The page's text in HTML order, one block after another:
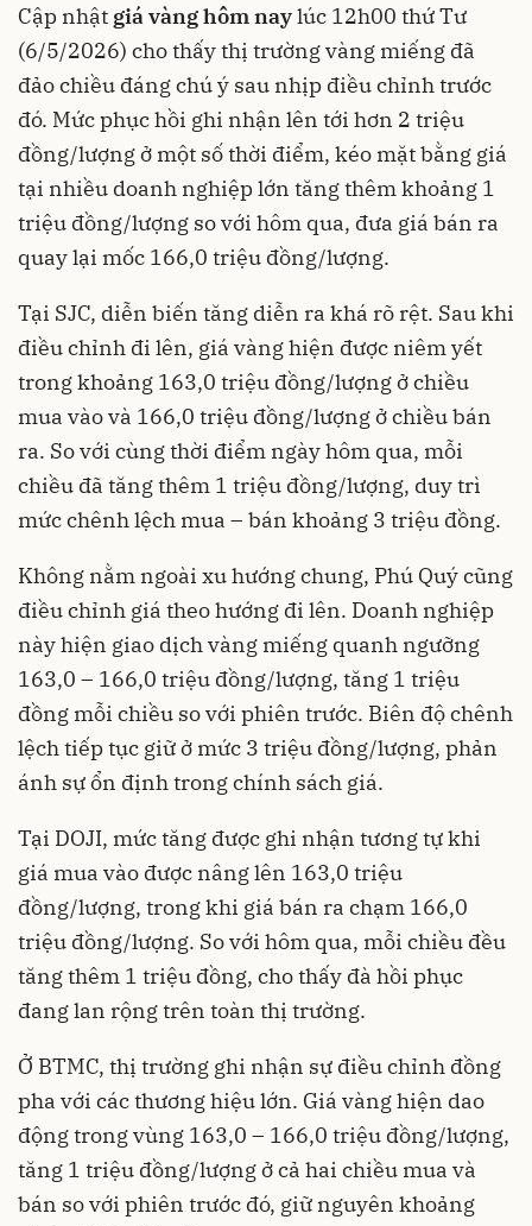
Cập nhật giá vàng hôm naylúc 12h00 thứ Tư
(6/5/2026) cho thấy thị trường vàng miếng đã
đảo chiều đáng chú ý sau nhịp điều chỉnh trước
đó. Mức phục hồi ghi nhận lên tới hơn 2 triệu
đồng/lượng ở một số thời điểm, kéo mặt bằng giá
tại nhiều doanh nghiệp lớn tăng thêm khoảng 1
triệu đồng/lượng so với hôm qua, đưa giá bán ra
quay lại mốc 166,0 triệu đồng/lượng.
Tại SJC, diễn biến tăng diễn ra khá rõ rệt. Sau khi
điều chỉnh đi lên, giá vàng hiện được niêm yết
trong khoảng 163,0 triệu đồng/lượng ở chiều
mua vào và 166,0 triệu đồng/lượng ở chiều bán
ra. So với cùng thời điểm ngày hôm qua, mỗi
chiều đã tăng thêm 1 triệu đồng/lượng, duy trì
mức chênh lệch mua – bán khoảng 3 triệu đồng.
Không nằm ngoài xu hướng chung, Phú Quý cũng
điều chỉnh giá theo hướng đi lên. Doanh nghiệp
này hiện giao dịch vàng miếng quanh ngưỡng
163,0 – 166,0 triệu đồng/lượng, tăng 1 triệu
đồng mỗi chiều so với phiên trước. Biên độ chênh
lệch tiếp tục giữ ở mức 3 triệu đồng/lượng, phản
ánh sự ổn định trong chính sách giá.
Tại DOJI, mức tăng được ghi nhận tương tự khi
giá mua vào được nâng lên 163,0 triệu
đồng/lượng, trong khi giá bán ra chạm 166,0
triệu đồng/lượng. So với hôm qua, mỗi chiều đều
tăng thêm 1 triệu đồng, cho thấy đà hồi phục
đang lan rộng trên toàn thị trường.
Ở BTMC, thị trường ghi nhận sự điều chỉnh đồng
pha với các thương hiệu lớn. Giá vàng hiện dao
động trong vùng 163,0 – 166,0 triệu đồng/lượng,
tăng 1 triệu đồng/lượng ở cả hai chiều mua và
bán so với phiên trước đó, giữ nguyên khoảng